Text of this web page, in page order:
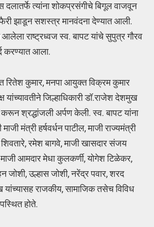
त्यांना शोकप्रसंगीचे बिगूल वाजवून
झाडून सशस्त्र मानवंदना देण्यात आली.
आलेला राष्ट्रध्वज स्व. बापट यांचे सुपुत्र गौरव
करण्यात आला.
रितेश कुमार, मनपा आयुक्त विक्रम कुमार
जिल्हाधिकारी डॉ.राजेश देशमुख
श्रद्धांजली अर्पण केली. स्व. बापट यांना
मंत्री हर्षवर्धन पाटील, माजी राज्यमंत्री
रमेश बागवे, माजी खासदार संजय
आमदार मेधा कुलकर्णी, योगेश टिळेकर,
जोशी, उल्हास जोशी, नरेंद्र पवार, शरद
राजकीय, सामाजिक तसेच विविध
होते.